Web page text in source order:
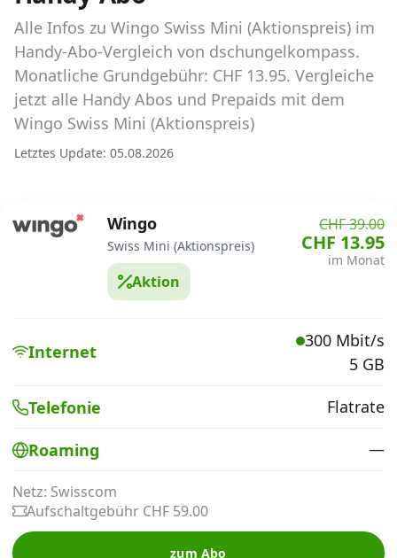
Abos für Tablets, Hotspots und Smart
Watches
Tarifrechner Handy-Abo
Der gute alte Tarifrechner im neuen Design
Infos
Mobilfunknetz Schweiz
Roaming-Tarife abfragen
Handy-Abo kündigen oder
Alle Mobile-Vergleiche
Kombi-Angebote
Alle Infos zu Wingo Swiss Mini (Aktionspreis) im
Handy-Abo-Vergleich von dschungelkompass.
Monatliche Grundgebühr: CHF 13.95. Vergleiche
jetzt alle Handy Abos und Prepaids mit dem
Wingo Swiss Mini (Aktionspreis)
Letztes Update: 05.08.2026
Wingo
Swiss Mini (Aktionspreis)
Aktion
CHF 39.00
CHF 13.95
im Monat
Internet
300 Mbit/s
5 GB
Telefonie Flatrate
Roaming —
Netz: Swisscom
Aufschaltgebühr CHF 59.00
zum Abo